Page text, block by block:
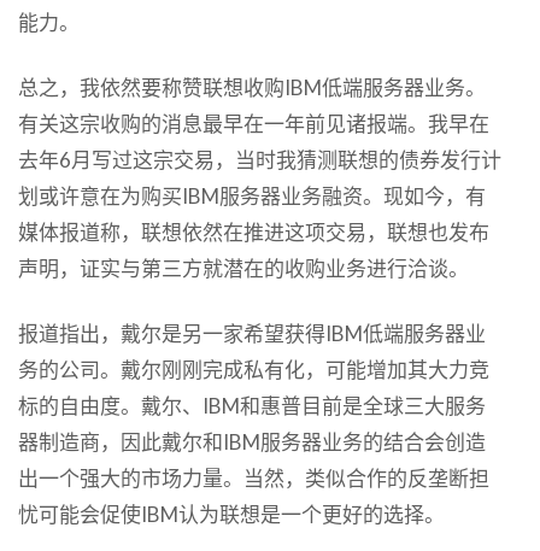
能力。
总之，我依然要称赞联想收购IBM低端服务器业务。
有关这宗收购的消息最早在一年前见诸报端。我早在
去年6月写过这宗交易，当时我猜测联想的债券发行计
划或许意在为购买IBM服务器业务融资。现如今，有
媒体报道称，联想依然在推进这项交易，联想也发布
声明，证实与第三方就潜在的收购业务进行洽谈。
报道指出，戴尔是另一家希望获得IBM低端服务器业
务的公司。戴尔刚刚完成私有化，可能增加其大力竞
标的自由度。戴尔、IBM和惠普目前是全球三大服务
器制造商，因此戴尔和IBM服务器业务的结合会创造
出一个强大的市场力量。当然，类似合作的反垄断担
忧可能会促使IBM认为联想是一个更好的选择。